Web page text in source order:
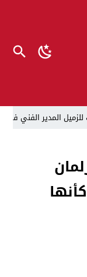
المدير الفني في
الحشد والرتب
عام شركة لسيارات
الفساد: العملية
مليون أرض سكنية